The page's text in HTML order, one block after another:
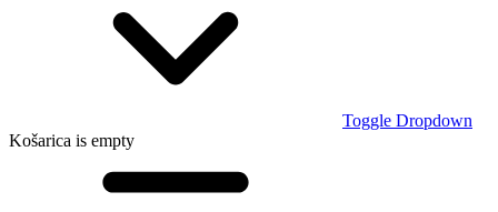
Toggle Dropdown
Košarica is empty